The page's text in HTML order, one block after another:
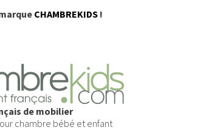
CHAMBREKIDS !
de mobilier
chambre bébé et enfant